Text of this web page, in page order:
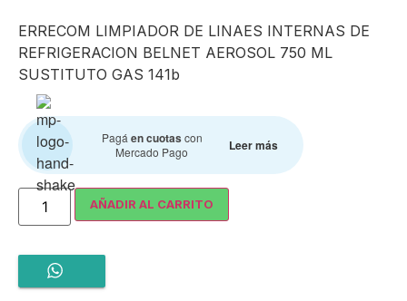
ERRECOM LIMPIADOR DE LINAES INTERNAS DE
REFRIGERACION BELNET AEROSOL 750 ML
SUSTITUTO GAS 141b
Pagáen cuotas con
Mercado Pago
Leer más
AÑADIR AL CARRITO